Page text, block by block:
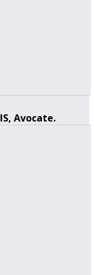
Avocate.